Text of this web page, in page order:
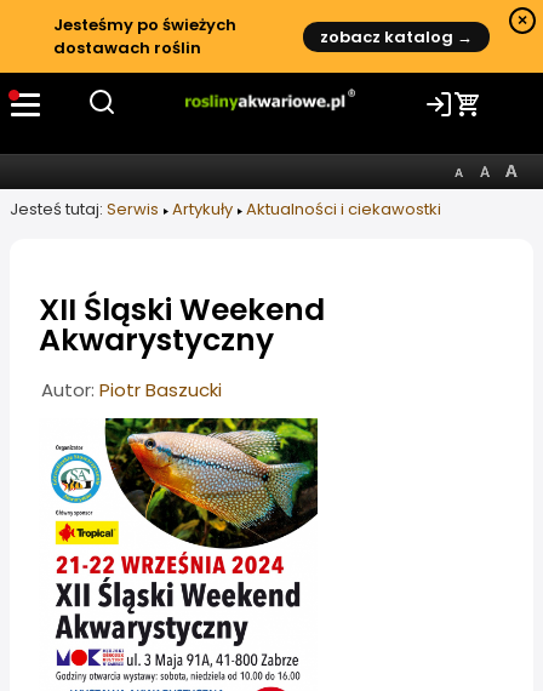
Jesteśmy po świeżych
dostawach roślin
zobacz katalog →
×
Jesteś tutaj: Serwis Artykuły Aktualności i ciekawostki
XII Śląski Weekend
Akwarystyczny
Informacje o artykule
Autor: Piotr Baszucki